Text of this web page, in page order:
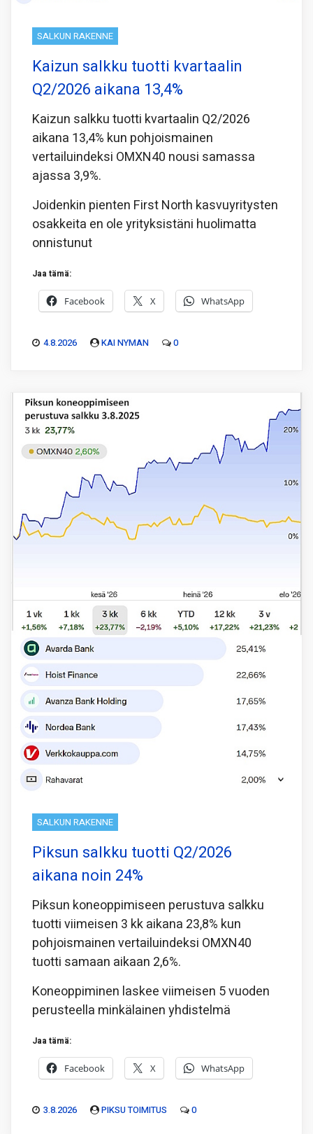
SALKUN RAKENNE
Kaizun salkku tuotti kvartaalin
Q2/2026 aikana 13,4%
Kaizun salkku tuotti kvartaalin Q2/2026
aikana 13,4% kun pohjoismainen
vertailuindeksi OMXN40 nousi samassa
ajassa 3,9%.
Joidenkin pienten First North kasvuyritysten
osakkeita en ole yrityksistäni huolimatta
onnistunut
Jaa tämä:
Facebook X WhatsApp
4.8.2026 KAI NYMAN 0
SALKUN RAKENNE
Piksun salkku tuotti Q2/2026
aikana noin 24%
Piksun koneoppimiseen perustuva salkku
tuotti viimeisen 3 kk aikana 23,8% kun
pohjoismainen vertailuindeksi OMXN40
tuotti samaan aikaan 2,6%.
Koneoppiminen laskee viimeisen 5 vuoden
perusteella minkälainen yhdistelmä
Jaa tämä:
Facebook X WhatsApp
3.8.2026 PIKSU TOIMITUS 0